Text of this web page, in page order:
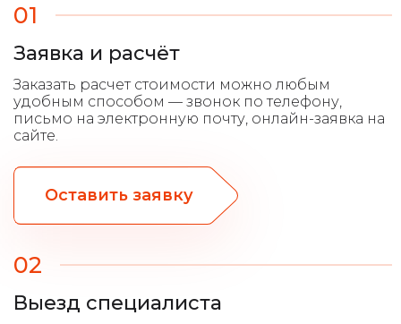
01
Заявка и расчёт
Оставить заявку
02
Выезд специалиста